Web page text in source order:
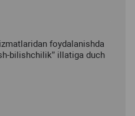
foydalanishda
bilishchilik” illatiga duch